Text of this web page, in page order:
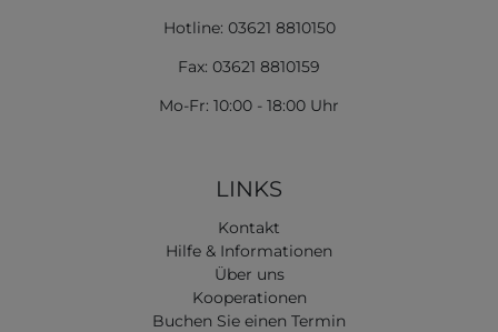
Hotline: 03621 8810150
Fax: 03621 8810159
Mo-Fr: 10:00 - 18:00 Uhr
LINKS
Kontakt
Hilfe & Informationen
Über uns
Kooperationen
Buchen Sie einen Termin